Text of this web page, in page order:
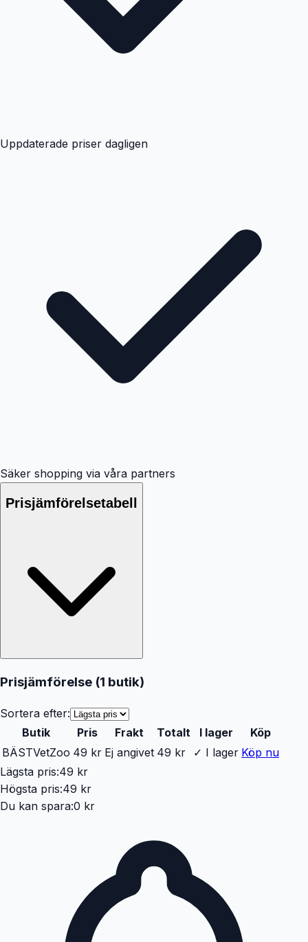
Uppdaterade priser dagligen
Säker shopping via våra partners
Prisjämförelsetabell
Prisjämförelse (1 butik)
Sortera efter:
Butik
Pris Frakt Totalt I lager
Köp
BÄSTVetZoo 49 kr Ej angivet 49 kr ✓ I lager Köp nu
Lägsta pris:49 kr
Högsta pris:49 kr
Du kan spara:0 kr